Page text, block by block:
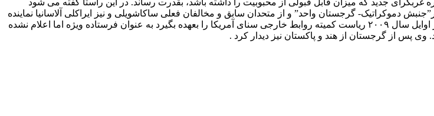
از سی درصد معتقدند که باید چهره غربگرای جدید که میزان قابل قبولی از محبوبیت را داشته باشد، بقدرت رساند. در این راستا گفته می شود
دموکراتیک- گرجستان واحد” و از متحدان سابق و مخالفان فعلی ساکاشویلی و نیز ایراکلی آلاسانیا نماینده
معزول گرجستان در سازمان ملل انجام داده است. بنظر می رسد”جان کری” که قرار است از اوایل سال ۲۰۰۹ ریاست کمیته روابط خارجی سنای آمریکا را بعهده بگیرد به عنوان فرستاده ویژه اما اعلام نشده
وی پس از گرجستان از هند و پاکستان نیز دیدار کرد .